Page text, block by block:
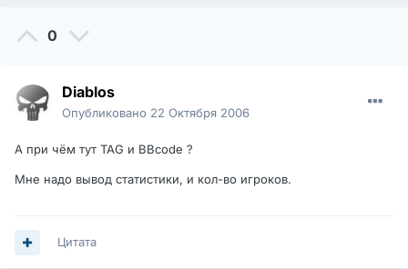
0
Diablos
Опубликовано 22 Октября 2006
А при чём тут TAG и BBcode ?
Мне надо вывод статистики, и кол-во игроков.
Цитата